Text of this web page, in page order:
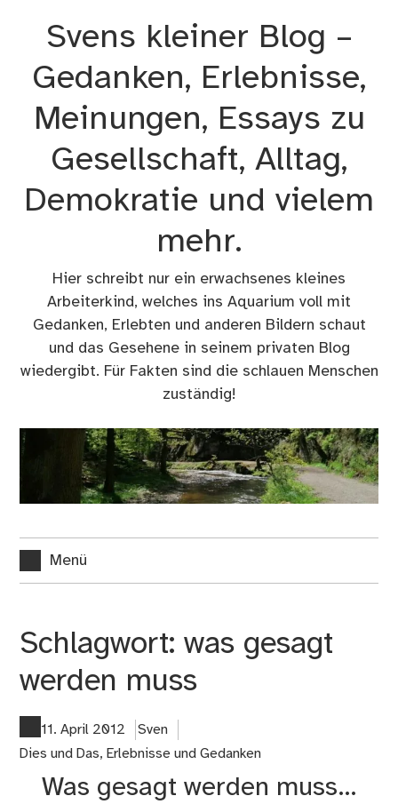
Svens kleiner Blog –
Gedanken, Erlebnisse,
Meinungen, Essays zu
Gesellschaft, Alltag,
Demokratie und vielem
mehr.
Hier schreibt nur ein erwachsenes kleines
Arbeiterkind, welches ins Aquarium voll mit
Gedanken, Erlebten und anderen Bildern schaut
und das Gesehene in seinem privaten Blog
wiedergibt. Für Fakten sind die schlauen Menschen
zuständig!
Menü
Schlagwort:was gesagt
werden muss
11. April 2012
Sven
Dies und Das, Erlebnisse und Gedanken
Was gesagt werden muss…